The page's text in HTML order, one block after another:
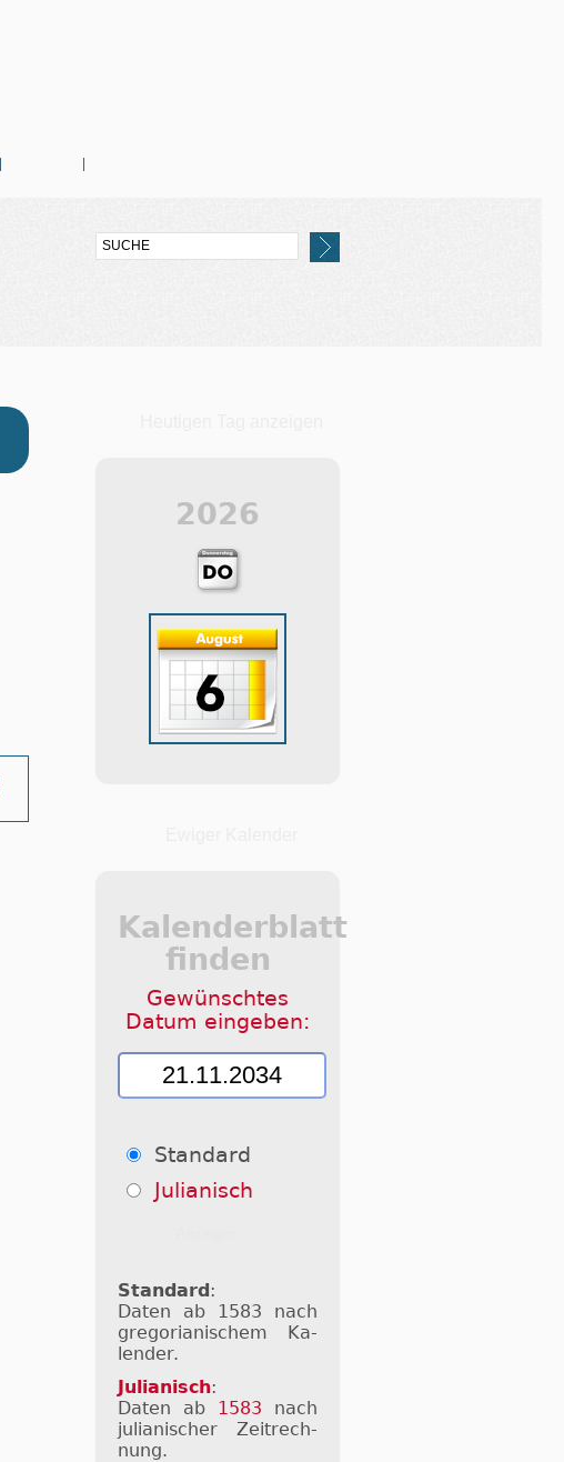
2026
Kalenderblatt
finden
Gewünschtes
Datum eingeben:
Standard
Julianisch
Standard :
Daten ab 1583 nach
gre­go­ri­a­ni­schem Ka­
len­der.
Julianisch:
Daten ab 1583 nach
ju­li­a­ni­scher Zeit­rech­
nung.